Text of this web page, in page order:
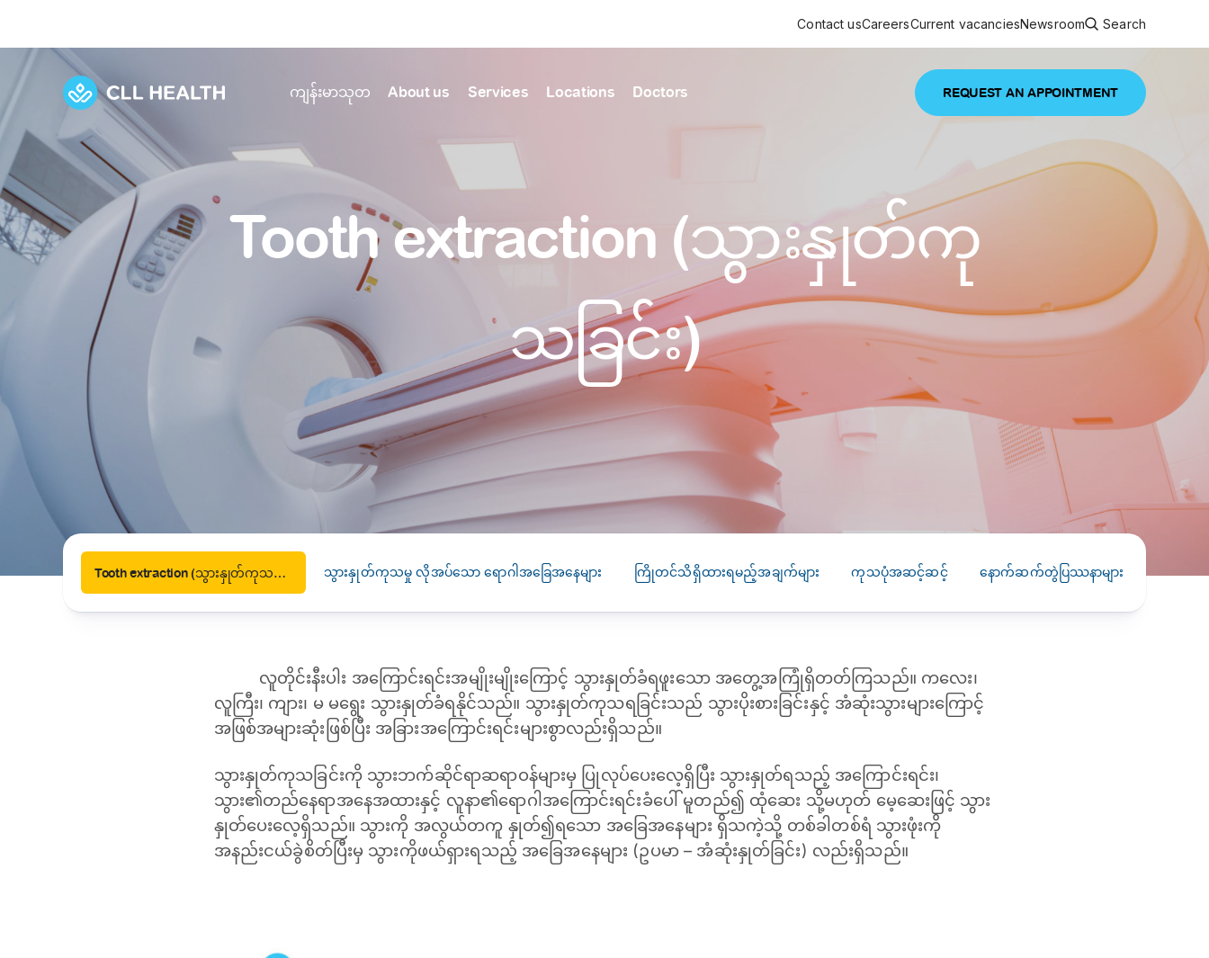
ကျန်းမာသုတ
View all health articles
Emergencies
Diseases and Conditions
Symptoms
Drugs and Supplements
Healthy Lifestyles
Find Health articles by first letter
A E I
L
M N O P Q R S T U
W
X Y Z #
Or search by keyword
ALL ARTICLES
SEARCH
Featured article
Melioidosis (မယ်လီယွိုက်ဒိုး
လီယွိုက်ဒိုးဆစ် ပြင်းထန်
About us
About us
Discover our commitment to transforming healthcare
Our history
Careers
News & Announcements
PRESS RELEASE
CLL HEALTH
Strengthens
Myanmar Through
Phyu Laboratory and
Yangon, Myanmar, 8
January 2026 — CLL
HEALTH is pleased to
PRESS RELEASE
CLL HEALTH unveils
Shin Saw Pu Clinic in
Yangon, advancing
primary care
services
HEALTH is delighted to
announce the...
Services
Explore Services
Comprehensive care for your health and well-being
Primary care Developmental screening
Immunisation Diagnostics
Fertility care
Rehabilitation Health screening
Trusted care for every stage of life
Primary care
Comprehensive and continuing health care from prenatal
to elderly stages, coordinating with specialists as
needed
Locations
Our Facilities
Comprehensive care for your health and well-being
Our polyclinics
Quality primary and specialty care near you
Diagnostics and treatment in one place
Accurate and reliable diagnostic testing services
Medical travel offices
Dedicated to providing comprehensive interdisciplinary
healthcare services
Shin Saw Pu Clinic
A Top-Tier Primary Care Facility Inaugurated in Yangon for
Local and Expatriate Families
Doctors REQUEST AN APPOINTMENT
Contact usCareersCurrent vacanciesNewsroom Search
Tooth extraction (သွားနှုတ်ကု
သခြင်း)
Tooth extraction (သွားနှုတ်ကုသခြင်း) သွားနှုတ်ကုသမှု လိုအပ်သော ရောဂါအခြေအနေများ ကြိုတင်သိရှိထားရမည့်အချက်များ ကုသပုံအဆင့်ဆင့် နောက်ဆက်တွဲပြဿနာများ
လူတိုင်းနီးပါး အကြောင်းရင်းအမျိုးမျိုးကြောင့် သွားနှုတ်ခံရဖူးသော အတွေ့အကြုံရှိတတ်ကြသည်။ ကလေး၊
လူကြီး၊ ကျား၊ မ မရွေး သွားနှုတ်ခံရနိုင်သည်။ သွားနှုတ်ကုသရခြင်းသည် သွားပိုးစားခြင်းနှင့် အံဆုံးသွားများကြောင့်
အဖြစ်အများဆုံးဖြစ်ပြီး အခြားအကြောင်းရင်းများစွာလည်းရှိသည်။
သွားနှုတ်ကုသခြင်းကို သွားဘက်ဆိုင်ရာဆရာဝန်များမှ ပြုလုပ်ပေးလေ့ရှိပြီး သွားနှုတ်ရသည့် အကြောင်းရင်း၊
သွား၏တည်နေရာအနေအထားနှင့် လူနာ၏ရောဂါအကြောင်းရင်းခံပေါ် မူတည်၍ ထုံဆေး သို့မဟုတ် မေ့ဆေးဖြင့် သွား
နှုတ်ပေးလေ့ရှိသည်။ သွားကို အလွယ်တကူ နှုတ်၍ရသော အခြေအနေများ ရှိသကဲ့သို့ တစ်ခါတစ်ရံ သွားဖုံးကို
အနည်းငယ်ခွဲစိတ်ပြီးမှ သွားကိုဖယ်ရှားရသည့် အခြေအနေများ (ဥပမာ – အံဆုံးနှုတ်ခြင်း) လည်းရှိသည်။